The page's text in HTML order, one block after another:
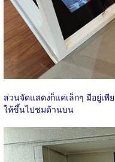
ส่วนจัดแสดงก็แค่เล็กๆ มีอยู่เ
ให้ขึ้นไปชมด้านบน